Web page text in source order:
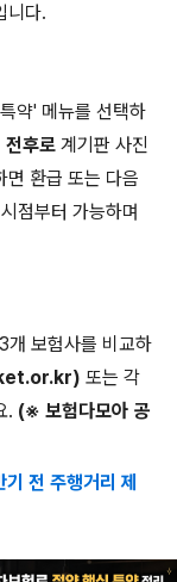
니다.
약' 메뉴를 선택하
전후로 계기판 사진
면 환급 또는 다음
점부터 가능하며
개 보험사를 비교하
또는 각
. (※ 보험다모아 공
전 주행거리 제